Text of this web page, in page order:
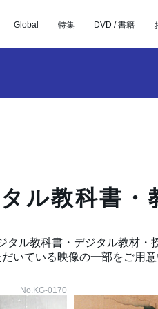
Global 特集 DVD / 書籍
ル教科書・
タル教科書・デジタル教材・
いている映像の一部をご用意
No.KG-0170